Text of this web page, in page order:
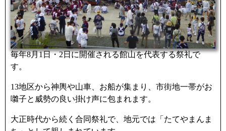
毎年8月1日・2日に開催される館山を代表する祭礼で
す。
13地区から神輿や山車、お船が集まり、市街地一帯がお
囃子と威勢の良い掛け声に包まれます。
大正時代から続く合同祭礼で、地元では「たてやまんま